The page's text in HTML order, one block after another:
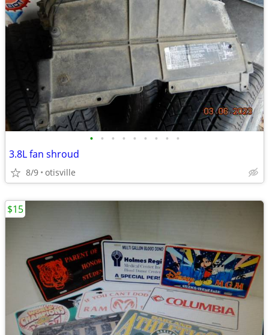
• • • • • • • • •
3.8L fan shroud
8/9 otisville
$15